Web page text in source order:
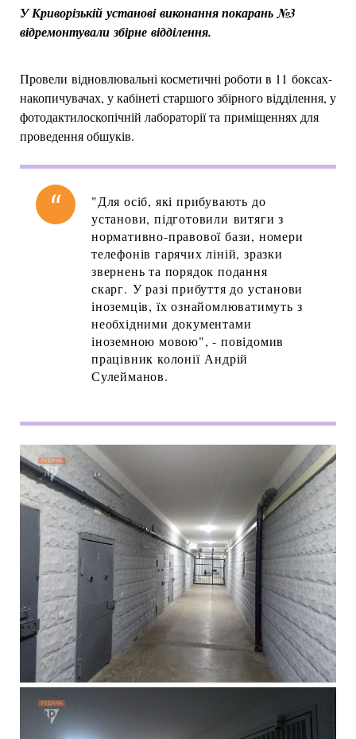
У Криворізькій установі виконання покарань №3
відремонтували збірне відділення.
Провели відновлювальні косметичні роботи в 11 боксах-
накопичувачах, у кабінеті старшого збірного відділення, у
фотодактилоскопічній лабораторії та приміщеннях для
проведення обшуків.
"Для осіб, які прибувають до
установи, підготовили витяги з
нормативно-правової бази, номери
телефонів гарячих ліній, зразки
звернень та порядок подання
скарг. У разі прибуття до установи
іноземців, їх ознайомлюватимуть з
необхідними документами
іноземною мовою", - повідомив
працівник колонії Андрій
Сулейманов.